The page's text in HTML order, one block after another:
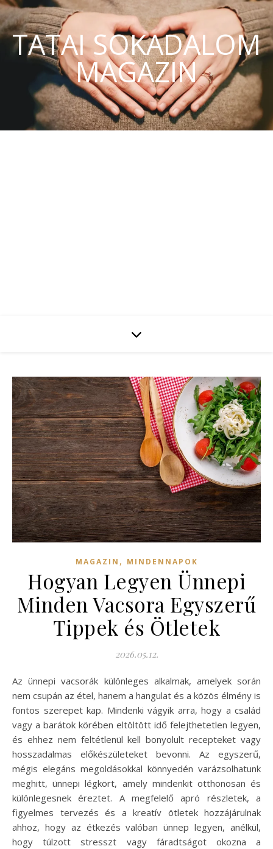
TATAI SOKADALOM
MAGAZIN
MAGAZIN , MINDENNAPOK
Hogyan Legyen Ünnepi
Minden Vacsora Egyszerű
Tippek és Ötletek
2026.05.12.
Az ünnepi vacsorák különleges alkalmak, amelyek során
nem csupán az étel, hanem a hangulat és a közös élmény is
fontos szerepet kap. Mindenki vágyik arra, hogy a család
vagy a barátok körében eltöltött idő felejthetetlen legyen,
és ehhez nem feltétlenül kell bonyolult recepteket vagy
hosszadalmas előkészületeket bevonni. Az egyszerű,
mégis elegáns megoldásokkal könnyedén varázsolhatunk
meghitt, ünnepi légkört, amely mindenkit otthonosan és
különlegesnek éreztet. A megfelelő apró részletek, a
figyelmes tervezés és a kreatív ötletek hozzájárulnak
ahhoz, hogy az étkezés valóban ünnep legyen, anélkül,
hogy túlzott stresszt vagy fáradtságot okozna a